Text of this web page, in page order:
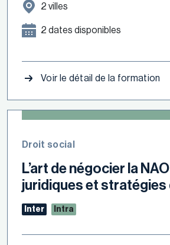
2 villes
2 dates disponibles
Voir le détail de la formation
Droit social
L’art de négocier la
juridiques et stratégies
Inter Intra